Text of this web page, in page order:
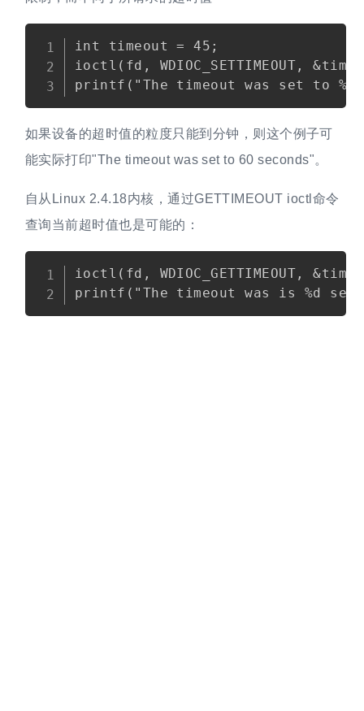
int timeout = 45;
ioctl(fd, WDIOC_SETTIMEOUT,
如果设备的超时值的粒度只能到分钟，则这个例子可
能实际打印"The timeout was set to 60 seconds"。
自从Linux 2.4.18内核，通过GETTIMEOUT ioctl命令
查询当前超时值也是可能的：
ioctl(fd, WDIOC_GETTIMEOUT, Copy